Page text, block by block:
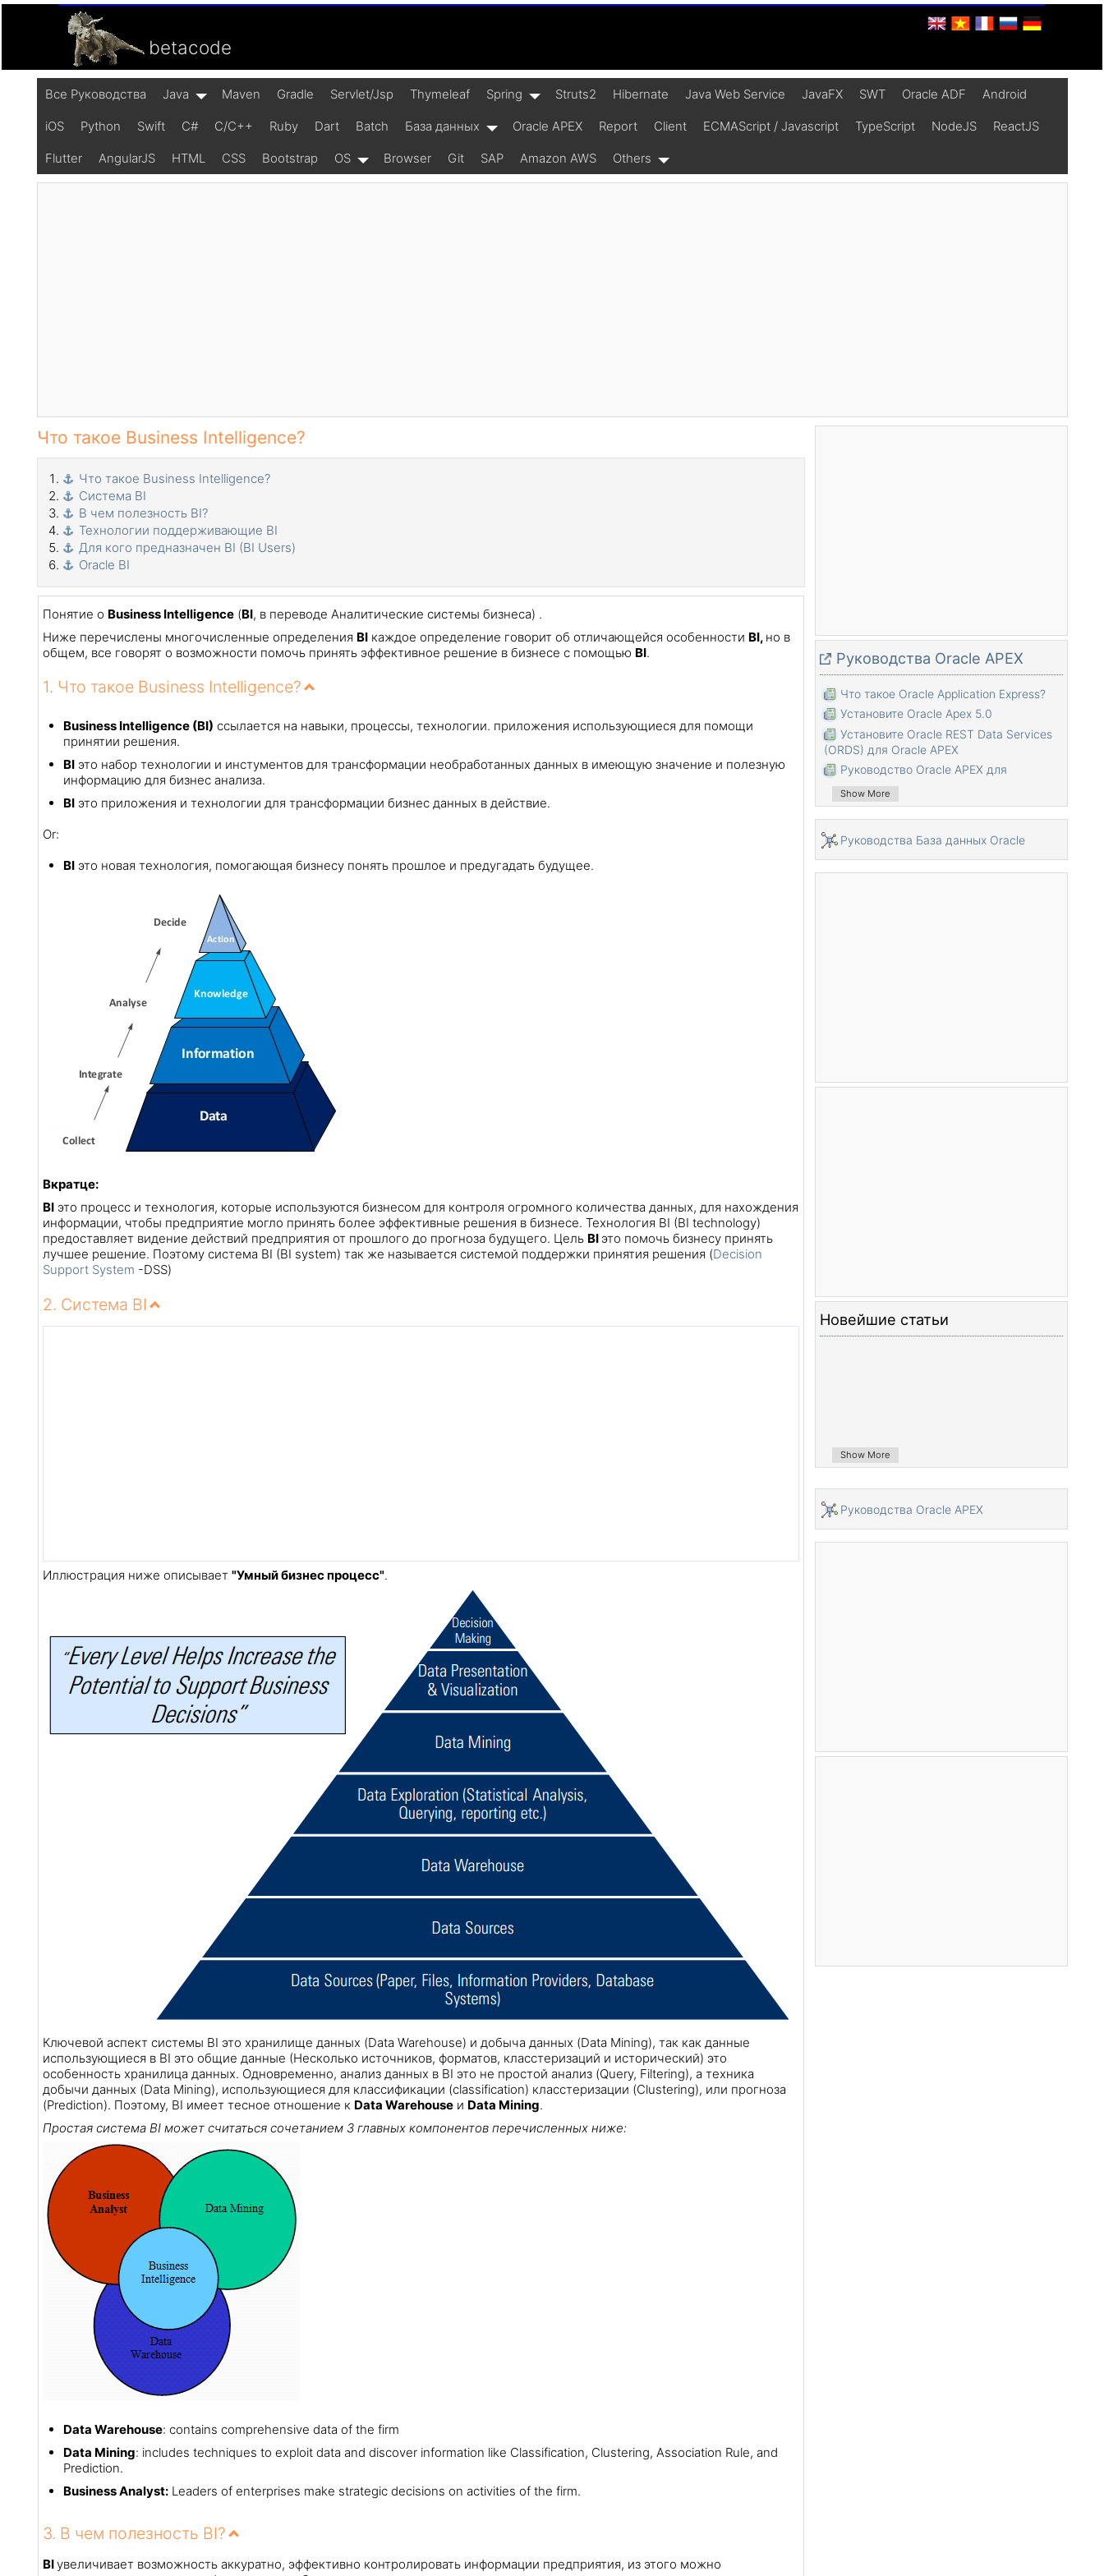
betacode
Все Pуководства Java Maven Gradle Servlet/Jsp Thymeleaf Spring Struts2 Hibernate Java Web Service JavaFX SWT Oracle ADF Android
iOS Python Swift C# C/C++ Ruby Dart Batch База данных Oracle APEX Report Client ECMAScript / Javascript TypeScript NodeJS ReactJS
Flutter AngularJS HTML CSS Bootstrap OS Browser Git SAP Amazon AWS Others
Что такое Business Intelligence?
Что такое Business Intelligence?
Система BI
В чем полезность BI?
Технологии поддерживающие BI
Для кого предназначен BI (BI Users)
Oracle BI
Понятие о Business Intelligence(BI, в переводе Аналитические системы бизнеса) .
Ниже перечислены многочисленные определения BIкаждое определение говорит об отличающейся особенности BI, но в
общем, все говорят о возможности помочь принять эффективное решение в бизнесе с помощью BI.
1. Что такое Business Intelligence?
Business Intelligence (BI) ссылается на навыки, процессы, технологии. приложения использующиеся для помощи
принятии решения.
BIэто набор технологии и инстументов для трансформации необработанных данных в имеющую значение и полезную
информацию для бизнес анализа.
BIэто приложения и технологии для трансформации бизнес данных в действие.
Or:
BIэто новая технология, помогающая бизнесу понять прошлое и предугадать будущее.
Вкратце:
BIэто процесс и технология, которые используются бизнесом для контроля огромного количества данных, для нахождения
информации, чтобы предприятие могло принять более эффективные решения в бизнесе. Технология BI (BI technology)
предоставляет видение действий предприятия от прошлого до прогноза будущего. Цель BI это помочь бизнесу принять
лучшее решение. Поэтому система BI (BI system) так же называется системой поддержки принятия решения (Decision
Support System -DSS)
2. Система BI
Иллюстрация ниже описывает "Умный бизнес процесс".
Ключевой аспект системы BI это хранилище данных (Data Warehouse) и добыча данных (Data Mining), так как данные
использующиеся в BI это общие данные (Несколько источников, форматов, класстеризаций и исторический) это
особенность хранилица данных. Одновременно, анализ данных в BI это не простой анализ (Query, Filtering), а техника
добычи данных (Data Mining), использующиеся для классификации (classification) класстеризации (Clustering), или прогноза
(Prediction). Поэтому, BI имеет тесное отношение к Data Warehouseи Data Mining.
Простая система BI может считаться сочетанием 3 главных компонентов перечисленных ниже:
Data Warehouse: contains comprehensive data of the firm
Data Mining: includes techniques to exploit data and discover information like Classification, Clustering, Association Rule, and
Prediction.
Business Analyst:Leaders of enterprises make strategic decisions on activities of the firm.
3. В чем полезность BI?
BIувеличивает возможность аккуратно, эффективно контролировать информации предприятия, из этого можно
Руководства Oracle APEX
Что такое Oracle Application Express?
Установите Oracle Apex 5.0
Установите Oracle REST Data Services
(ORDS) для Oracle APEX
Руководство Oracle APEX для
начинающих (APEX 5.0)
Руководство Oracle APEX Tabular Form
Details
Пользовательская аутентификация в
Oracle APEX
Show More
Руководства База данных Oracle
Новейшие статьи
Show More
Руководства Oracle APEX